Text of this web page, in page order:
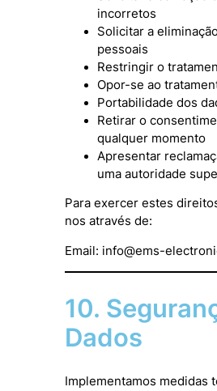
incorretos
Solicitar a
pessoais
Restringir o
Opor-se ao
Portabilidade dos
Retirar o
qualquer momento
Apresentar
uma autoridade
Para exercer estes
nos através de:
Email: info@ems-
10.
Dados
Implementamos medidas